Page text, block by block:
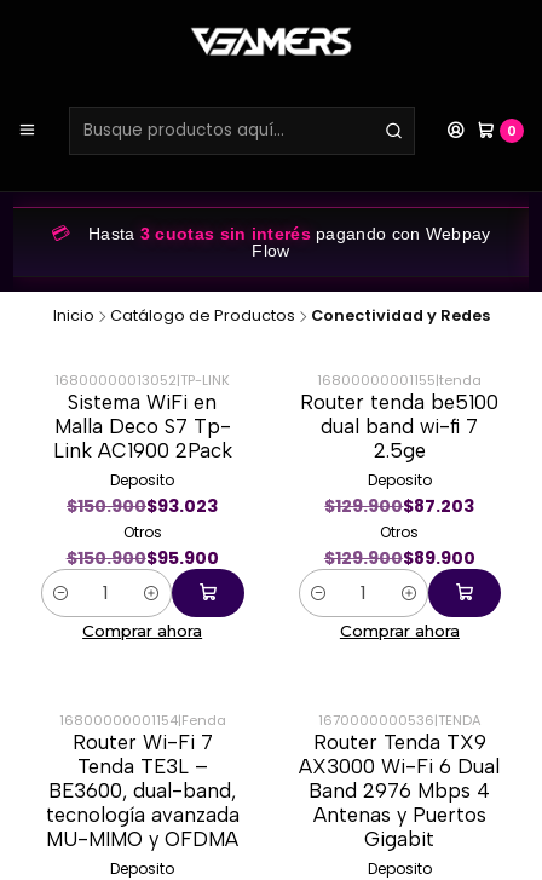
0
💳 Hasta 3 cuotas sin interéspagando con Webpay
Flow
Inicio Catálogo de Productos Conectividad y Redes
-36%
16800000013052|TP-LINK
Sistema WiFi en
Malla Deco S7 Tp-
Link AC1900 2Pack
Deposito
$150.900$93.023
Otros
$150.900$95.900
Cantidad
Comprar ahora
-31%
16800000001155|tenda
Router tenda be5100
dual band wi-fi 7
2.5ge
Deposito
$129.900$87.203
Otros
$129.900$89.900
Cantidad
Comprar ahora
-30%
16800000001154|Fenda
Router Wi-Fi 7
Tenda TE3L –
BE3600, dual-band,
tecnología avanzada
MU-MIMO y OFDMA
Deposito
-43%
1670000000536|TENDA
Router Tenda TX9
AX3000 Wi-Fi 6 Dual
Band 2976 Mbps 4
Antenas y Puertos
Gigabit
Deposito